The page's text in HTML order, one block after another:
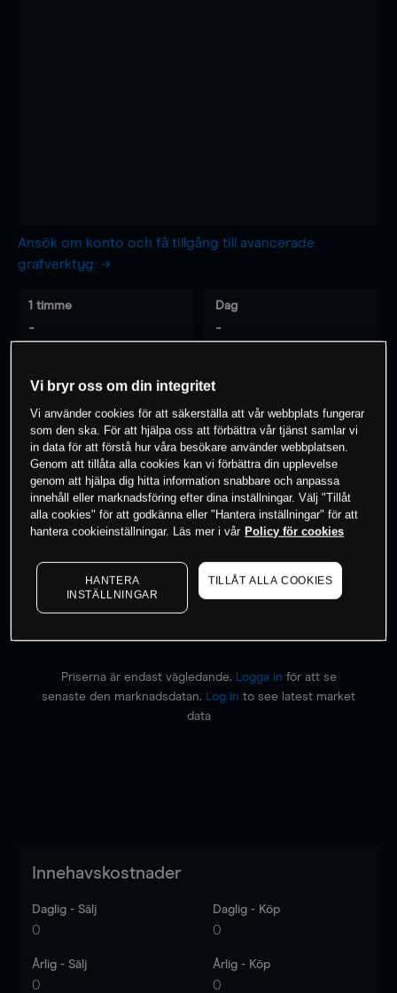
Ansök om konto och få tillgång till avancerade
grafverktyg
1 timme
-
Dag
-
7 dagar
0% av kunderna har enposition i detta
instrument
Börja handla
Priserna är endast vägledande. Logga in för att se
senaste den marknadsdatan.
Log in to see latest market
data
Innehavskostnader
Daglig - Sälj
0
Daglig - Köp
0
Årlig - Sälj
0
Årlig - Köp
0
Vi bryr oss om din integritet
Vi använder cookies för att säkerställa att vår webbplats fungerar
som den ska. För att hjälpa oss att förbättra vår tjänst samlar vi
in data för att förstå hur våra besökare använder webbplatsen.
Genom att tillåta alla cookies kan vi förbättra din upplevelse
genom att hjälpa dig hitta information snabbare och anpassa
innehåll eller marknadsföring efter dina inställningar. Välj "Tillåt
alla cookies" för att godkänna eller "Hantera inställningar" för att
hantera cookieinställningar. Läs mer i vår Policy för cookies
HANTERA
INSTÄLLNINGAR
TILLÅT ALLA COOKIES